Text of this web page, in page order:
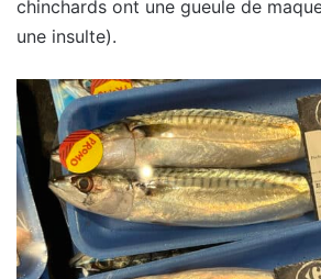
chinchards ont une gueule de
une insulte).